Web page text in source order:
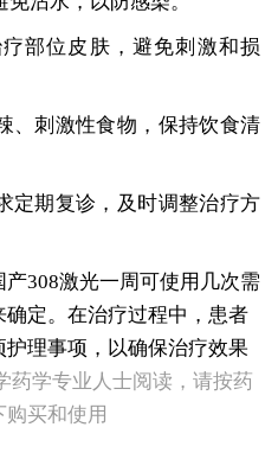
部位皮肤，避免刺激和损
、刺激性食物，保持饮食清
定期复诊，及时调整治疗方
308激光一周可使用几次需
定。在治疗过程中，患者
理事项，以确保治疗效果
药学专业人士阅读，请按药
买和使用
随访服务对比：好医院该做到哪些
诊后，白癜风治疗方案怎么调整才有效
疗：遮盖产品选择安全标准是什么
护理指南：家属陪伴需留意的细节